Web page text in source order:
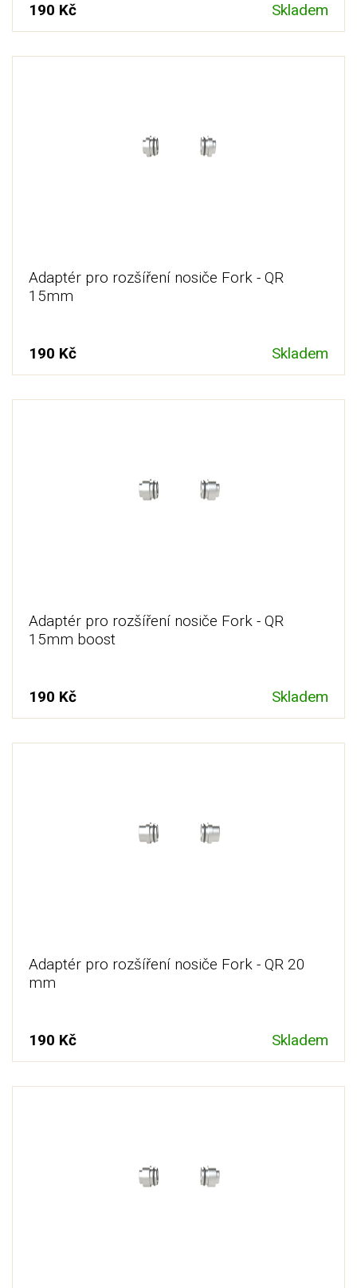
190 Kč Skladem
Adaptér pro rozšíření nosiče Fork - QR
15mm
190 Kč Skladem
Adaptér pro rozšíření nosiče Fork - QR
15mm boost
190 Kč Skladem
Adaptér pro rozšíření nosiče Fork - QR 20
mm
190 Kč Skladem